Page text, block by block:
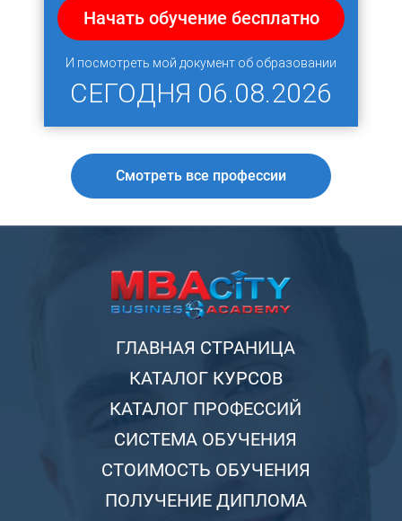
Начать обучение бесплатно
И посмотреть мой документ об образовании
СЕГОДНЯ 06.08.2026
Смотреть все профессии
ГЛАВНАЯ СТРАНИЦА
КАТАЛОГ КУРСОВ
КАТАЛОГ ПРОФЕССИЙ
СИСТЕМА ОБУЧЕНИЯ
СТОИМОСТЬ ОБУЧЕНИЯ
ПОЛУЧЕНИЕ ДИПЛОМА